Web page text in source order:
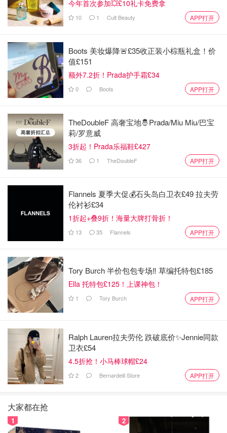
📚 "Deep Work: Rules for Focused Success in a
Distracted World" by Cal Newport
Newport提倡专注力的力量，如何关掉外界纷扰，沉浸在“深
度工作”中？他的方法不仅让人更有效率，还能获得完成高
难度任务的成就感。日常工作中，我们常常会被各种琐事打
断，试着按照书中的方法设定专注时间段时，工作的效率与
效果会有明显提升，而且内心也变得更加充实与平静。
今年首次参加💥£10礼卡免费拿
10 1 Cult Beauty APP打开
Boots 美妆爆降🚨£35收正装小棕瓶礼盒！价
值£151
额外7.2折！Prada护手霜£34
0 Boots APP打开
TheDoubleF 高奢宝地🤴Prada/Miu Miu/巴宝
莉/罗意威
3折起！Prada乐福鞋£427
36 1 TheDoubleF APP打开
Flannels 夏季大促💰石头岛白卫衣£49 拉夫劳
伦衬衫£34
1折起+叠9折！海量大牌打骨折！
13 35 Flannels APP打开
Tory Burch 半价包包专场‼️ 草编托特包£185
Ella 托特包£125！上课神包！
1 Tory Burch APP打开
Ralph Lauren拉夫劳伦 跌破底价✨Jennie同款
卫衣£54
4.5折抢！小马棒球帽£24
2 Bernardelli Store APP打开
大家都在抢
1 2